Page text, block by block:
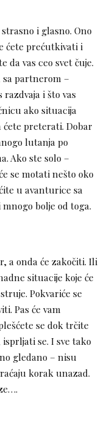
i glasno. Ono
ćete prećutkivati i
da vas ceo svet čuje.
sa partnerom –
i što vas
ako situacija
ćete preterati. Dobar
lutanja po
Ako ste solo –
se motati nešto oko
u avanturice sa
bolje od toga.
a onda će zakočiti. Ili
situacije koje će
Pokvariće se
Pas će vam
se dok trčite
se. I sve tako
gledano – nisu
korak unazad.